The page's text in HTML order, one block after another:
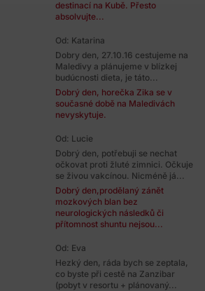
destinací na Kubě. Přesto
absolvujte...
Od: Katarina
Dobry den, 27.10.16 cestujeme na
Maledivy a plánujeme v blízkej
budúcnosti dieta, je táto...
Dobrý den, horečka Zika se v
současné době na Maledivách
nevyskytuje.
Od: Lucie
Dobrý den, potřebuji se nechat
očkovat proti žluté zimnici. Očkuje
se živou vakcínou. Nicméně já...
Dobrý den,prodělaný zánět
mozkových blan bez
neurologických následků či
přítomnost shuntu nejsou...
Od: Eva
Hezký den, ráda bych se zeptala,
co byste při cestě na Zanzibar
(pobyt v resortu + plánovaný...